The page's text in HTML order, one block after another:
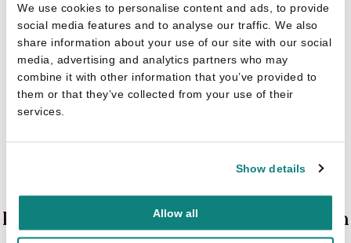
We use cookies to personalise content and ads, to provide
social media features and to analyse our traffic. We also
share information about your use of our site with our social
media, advertising and analytics partners who may
combine it with other information that you’ve provided to
them or that they’ve collected from your use of their
services.
Show details
Allow all
Pavla Hanácková
Pop-up boek Dierenhuisjes 0 - In de tuin